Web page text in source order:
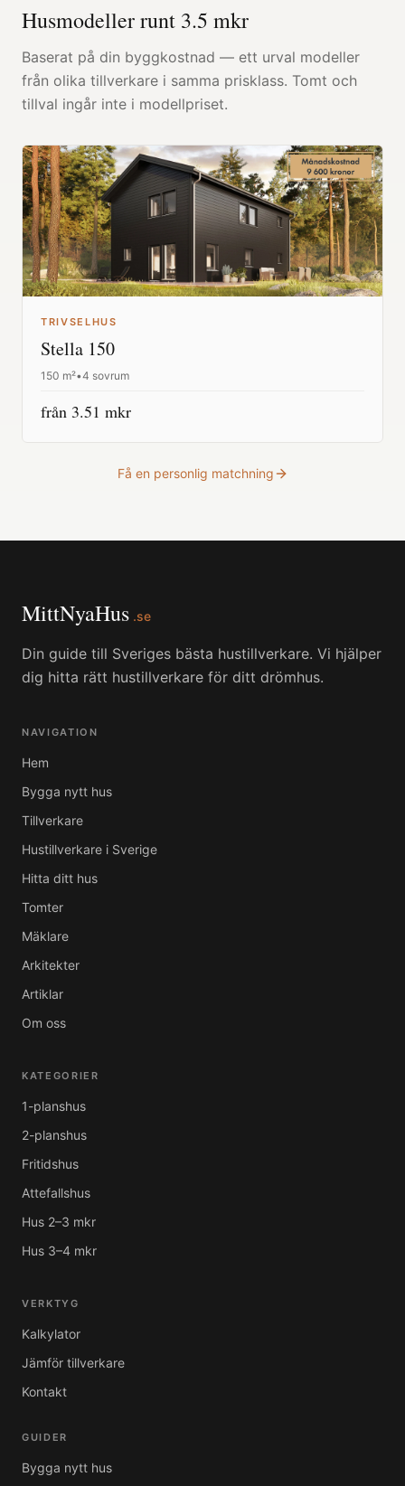
Husmodeller runt 3.5 mkr
Baserat på din byggkostnad — ett urval modeller
från olika tillverkare i samma prisklass. Tomt och
tillval ingår inte i modellpriset.
TRIVSELHUS
Stella 150
150 m²•4 sovrum
från 3.51 mkr
Få en personlig matchning
MittNyaHus .se
Din guide till Sveriges bästa hustillverkare. Vi hjälper
dig hitta rätt hustillverkare för ditt drömhus.
NAVIGATION
Hem
Bygga nytt hus
Tillverkare
Hustillverkare i Sverige
Hitta ditt hus
Tomter
Mäklare
Arkitekter
Artiklar
Om oss
KATEGORIER
1-planshus
2-planshus
Fritidshus
Attefallshus
Hus 2–3 mkr
Hus 3–4 mkr
VERKTYG
Kalkylator
Jämför tillverkare
Kontakt
GUIDER
Bygga nytt hus